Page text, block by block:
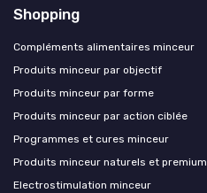
Shopping
Compléments alimentaires minceur
Produits minceur par objectif
Produits minceur par forme
Produits minceur par action ciblée
Programmes et cures minceur
Produits minceur naturels et premium
Electrostimulation minceur